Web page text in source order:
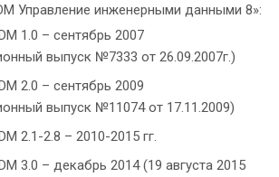
Управление инженерными данными 8»:
1.0 – сентябрь 2007
выпуск №7333 от 26.09.2007г.)
2.0 – сентябрь 2009
выпуск №11074 от 17.11.2009)
2.1-2.8 – 2010-2015 гг.
3.0 – декабрь 2014 (19 августа 2015